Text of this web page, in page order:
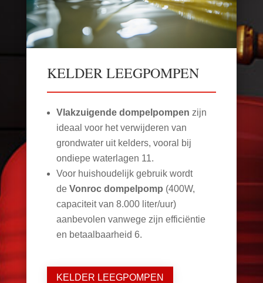
KELDER LEEGPOMPEN
Vlakzuigende dompelpompen zijn
ideaal voor het verwijderen van
grondwater uit kelders, vooral bij
ondiepe waterlagen 11.
Voor huishoudelijk gebruik wordt
de Vonroc dompelpomp (400W,
capaciteit van 8.000 liter/uur)
aanbevolen vanwege zijn efficiëntie
en betaalbaarheid 6.
KELDER LEEGPOMPEN